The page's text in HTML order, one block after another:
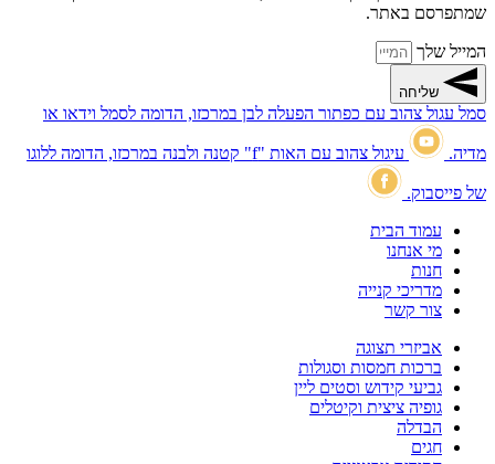
שמתפרסם באתר.
המייל שלך
שליחה
סמל עגול צהוב עם כפתור הפעלה לבן במרכזו, הדומה לסמל וידאו או
מדיה. עיגול צהוב עם האות "f" קטנה ולבנה במרכזו, הדומה ללוגו
של פייסבוק.
עמוד הבית
מי אנחנו
חנות
מדריכי קנייה
צור קשר
אביזרי תצוגה
ברכות חמסות וסגולות
גביעי קידוש וסטים ליין
גופיה ציצית וקיטלים
הבדלה
חגים